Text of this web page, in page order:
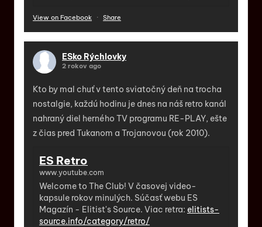
View on Facebook · Share
ESko Rýchlovky
2 rokov ago
Kto by mal chuť v tento sviatočný deň na trocha
nostalgie, každú hodinu je dnes na náš retro kanál
nahraný diel herného TV programu RE-PLAY, ešte
z čias pred Tukanom a Trojanovou (rok 2010).
ES Retro
www.youtube.com
Welcome to The Club! V časovej video-
kapsule rokov minulých. Súčasť webu ES
Magazín - Elitist's Source. Viac retra: elitists-
source.info/category/retro/